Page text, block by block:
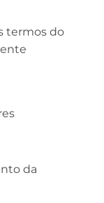
termos do
da